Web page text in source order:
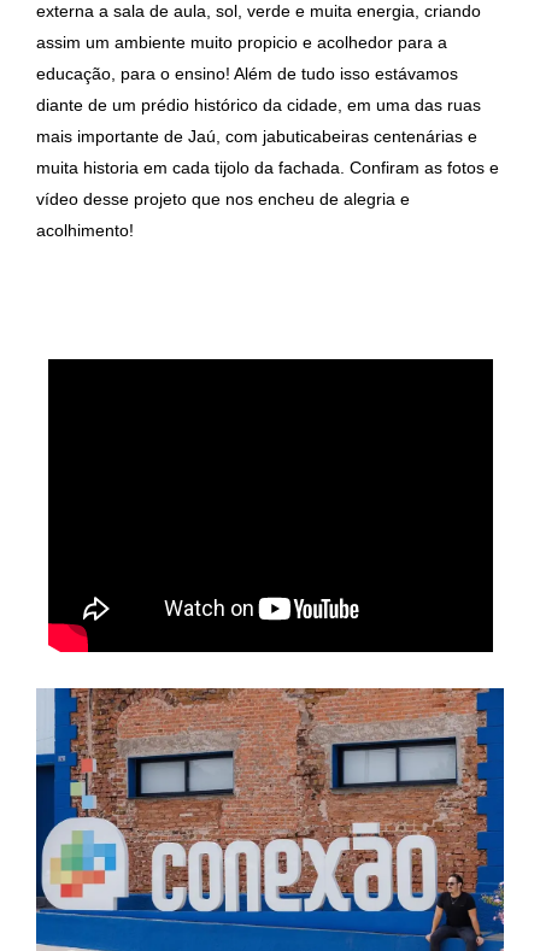
externa a sala de aula, sol, verde e muita energia, criando
assim um ambiente muito propicio e acolhedor para a
educação, para o ensino! Além de tudo isso estávamos
diante de um prédio histórico da cidade, em uma das ruas
mais importante de Jaú, com jabuticabeiras centenárias e
muita historia em cada tijolo da fachada. Confiram as fotos e
vídeo desse projeto que nos encheu de alegria e
acolhimento!